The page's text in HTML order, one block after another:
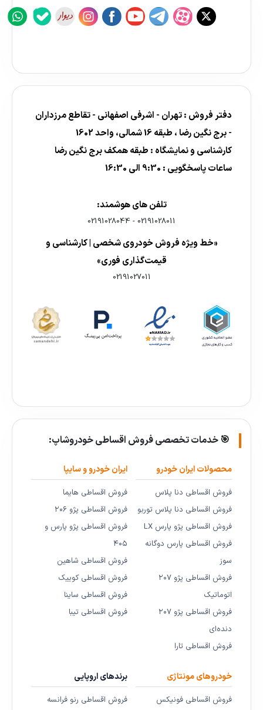
دفتر فروش : تهران - اشرفی اصفهانی - تقاطع مرزداران
- برج نگین رضا ، طبقه 16 شمالی، واحد 1602
کارشناسی و نمایشگاه : طبقه همکف برج نگین رضا
ساعات پاسخگویی : 9:30 الی 16:30
تلفن های هوشمند:
02191028011
-
02191028044
«خط ویژه فروش خودروی شخصی | کارشناسی و
قیمت‌گذاری فوری»
02191027011
🎯 خدمات تخصصی فروش اقساطی خودروشاپ:
محصولات ایران خودرو
فروش اقساطی دنا پلاس
فروش اقساطی دنا پلاس توربو
فروش اقساطی پژو پارس LX
فروش اقساطی پارس دوگانه
سوز
فروش اقساطی پژو ۲۰۷
اتوماتیک
فروش اقساطی پژو ۲۰۷
دنده‌ای
فروش اقساطی تارا
ایران خودرو و سایپا
فروش اقساطی هایما
فروش اقساطی پژو ۲۰۶
فروش اقساطی پژو پارس و
۴۰۵
فروش اقساطی شاهین
فروش اقساطی کوییک
فروش اقساطی ساینا
فروش اقساطی تیبا
خودروهای مونتاژی
فروش اقساطی فونیکس
برندهای اروپایی
فروش اقساطی رنو فرانسه